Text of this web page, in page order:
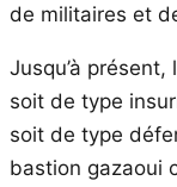
de militaires et
Jusqu’à
soit de type
soit de type
bastion gazaoui